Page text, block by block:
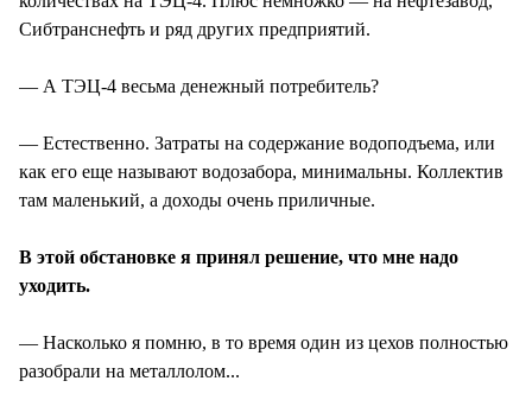
Сибтранснефть и ряд других предприятий.
— А ТЭЦ-4 весьма денежный потребитель?
— Естественно. Затраты на содержание водоподъема, или
как его еще называют водозабора, минимальны. Коллектив
там маленький, а доходы очень приличные.
В этой обстановке я принял решение, что мне надо
уходить.
— Насколько я помню, в то время один из цехов полностью
разобрали на металлолом...